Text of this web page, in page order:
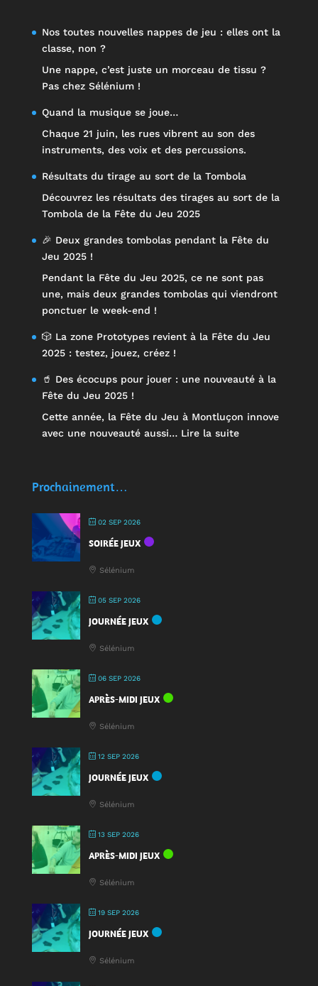
Nos toutes nouvelles nappes de jeu : elles ont la
classe, non ?
Une nappe, c’est juste un morceau de tissu ?
Pas chez Sélénium !
Quand la musique se joue…
Chaque 21 juin, les rues vibrent au son des
instruments, des voix et des percussions.
Résultats du tirage au sort de la Tombola
Découvrez les résultats des tirages au sort de la
Tombola de la Fête du Jeu 2025
🎉 Deux grandes tombolas pendant la Fête du
Jeu 2025 !
Pendant la Fête du Jeu 2025, ce ne sont pas
une, mais deux grandes tombolas qui viendront
ponctuer le week-end !
🎲 La zone Prototypes revient à la Fête du Jeu
2025 : testez, jouez, créez !
🥤 Des écocups pour jouer : une nouveauté à la
Fête du Jeu 2025 !
Cette année, la Fête du Jeu à Montluçon innove
avec une nouveauté aussi… Lire la suite:
Prochainement…
02 SEP 2026
SOIRÉE JEUX
Sélénium
05 SEP 2026
JOURNÉE JEUX
Sélénium
06 SEP 2026
APRÈS-MIDI JEUX
Sélénium
12 SEP 2026
JOURNÉE JEUX
Sélénium
13 SEP 2026
APRÈS-MIDI JEUX
Sélénium
19 SEP 2026
JOURNÉE JEUX
Sélénium